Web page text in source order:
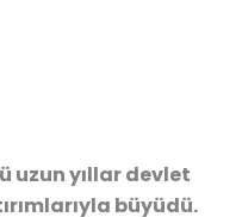
uzun yıllar devlet
büyüdü.